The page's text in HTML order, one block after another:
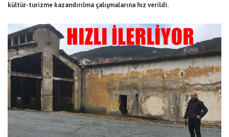
kültür-turizme kazandırılma çalışmalarına hız verildi.